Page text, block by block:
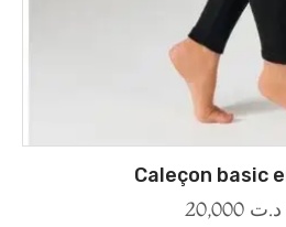
Caleçon basic
د.ت 20,000